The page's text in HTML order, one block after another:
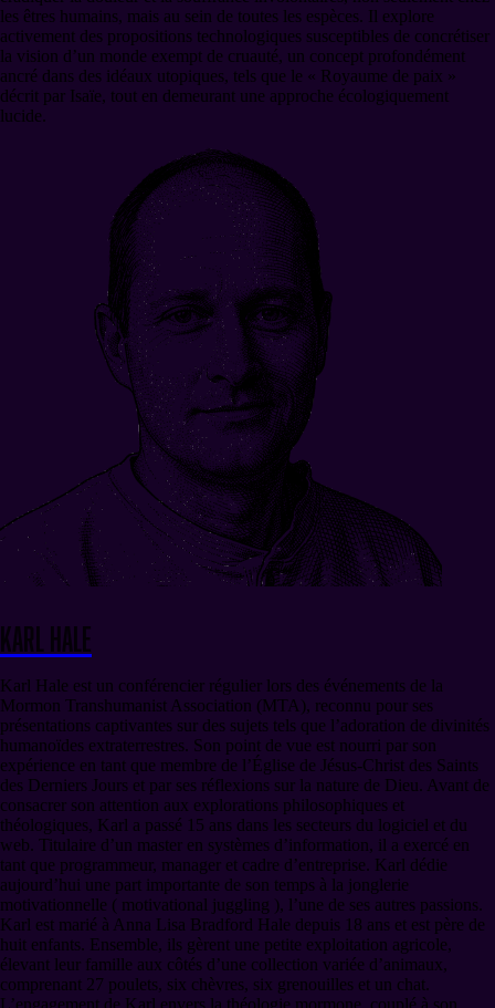
les êtres humains, mais au sein de toutes les espèces. Il explore
activement des propositions technologiques susceptibles de concrétiser
la vision d’un monde exempt de cruauté, un concept profondément
ancré dans des idéaux utopiques, tels que le « Royaume de paix »
décrit par Isaïe, tout en demeurant une approche écologiquement
lucide.
Karl Hale
Karl Hale est un conférencier régulier lors des événements de la
Mormon Transhumanist Association (MTA), reconnu pour ses
présentations captivantes sur des sujets tels que l’adoration de divinités
humanoïdes extraterrestres. Son point de vue est nourri par son
expérience en tant que membre de l’Église de Jésus-Christ des Saints
des Derniers Jours et par ses réflexions sur la nature de Dieu. Avant de
consacrer son attention aux explorations philosophiques et
théologiques, Karl a passé 15 ans dans les secteurs du logiciel et du
web. Titulaire d’un master en systèmes d’information, il a exercé en
tant que programmeur, manager et cadre d’entreprise. Karl dédie
aujourd’hui une part importante de son temps à la jonglerie
motivationnelle ( motivational juggling ), l’une de ses autres passions.
Karl est marié à Anna Lisa Bradford Hale depuis 18 ans et est père de
huit enfants. Ensemble, ils gèrent une petite exploitation agricole,
élevant leur famille aux côtés d’une collection variée d’animaux,
comprenant 27 poulets, six chèvres, six grenouilles et un chat.